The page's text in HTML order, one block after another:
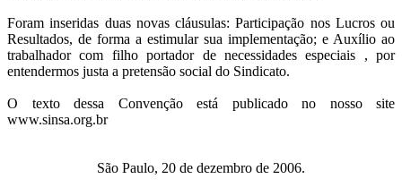
Foram inseridas duas novas cláusulas: Participação nos Lucros ou
Resultados, de forma a estimular sua implementação; e Auxílio ao
trabalhador com filho portador de necessidades especiais , por
entendermos justa a pretensão social do Sindicato.
O texto dessa Convenção está publicado no nosso site
www.sinsa.org.br
São Paulo, 20 de dezembro de 2006.